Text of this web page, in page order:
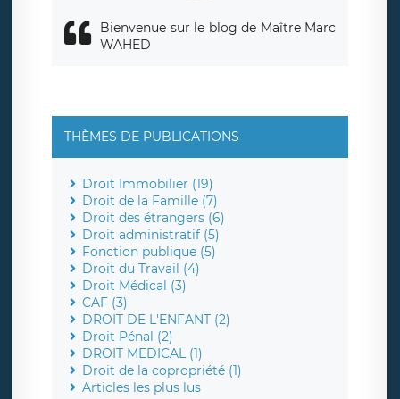
Bienvenue sur le blog de Maître Marc
WAHED
THÈMES DE PUBLICATIONS
Droit Immobilier (19)
Droit de la Famille (7)
Droit des étrangers (6)
Droit administratif (5)
Fonction publique (5)
Droit du Travail (4)
Droit Médical (3)
CAF (3)
DROIT DE L'ENFANT (2)
Droit Pénal (2)
DROIT MEDICAL (1)
Droit de la copropriété (1)
Articles les plus lus